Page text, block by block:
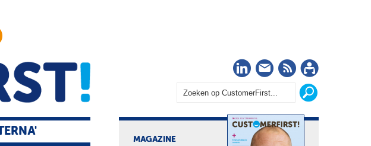
LinkedIn
Nieuwsbrief
RSS
MAGAZINE